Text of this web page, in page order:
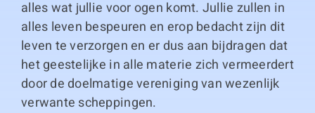
alles wat jullie voor ogen komt. Jullie zullen in
alles leven bespeuren en erop bedacht zijn dit
leven te verzorgen en er dus aan bijdragen dat
het geestelijke in alle materie zich vermeerdert
door de doelmatige vereniging van wezenlijk
verwante scheppingen.